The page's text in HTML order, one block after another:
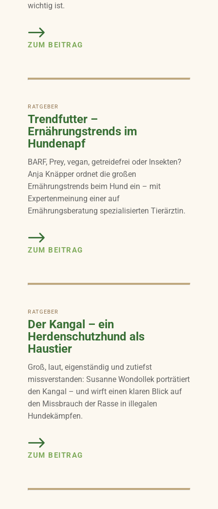
wichtig ist.
ZUM BEITRAG
RATGEBER
Trendfutter –
Ernährungstrends im
Hundenapf
BARF, Prey, vegan, getreidefrei oder Insekten?
Anja Knäpper ordnet die großen
Ernährungstrends beim Hund ein – mit
Expertenmeinung einer auf
Ernährungsberatung spezialisierten Tierärztin.
ZUM BEITRAG
RATGEBER
Der Kangal – ein
Herdenschutzhund als
Haustier
Groß, laut, eigenständig und zutiefst
missverstanden: Susanne Wondollek porträtiert
den Kangal – und wirft einen klaren Blick auf
den Missbrauch der Rasse in illegalen
Hundekämpfen.
ZUM BEITRAG